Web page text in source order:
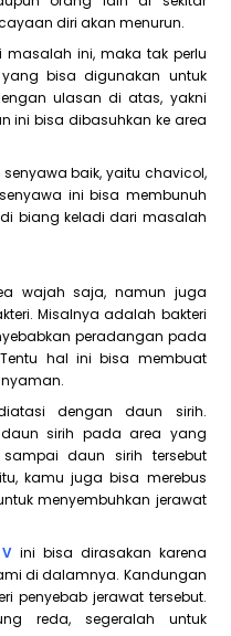
diri akan menurun.
ini, maka tak perlu
bisa digunakan untuk
ulasan di atas, yakni
ini bisa dibasuhkan ke area
baik, yaitu chavicol,
ini bisa membunuh
biang keladi dari masalah
wajah saja, namun juga
Misalnya adalah bakteri
peradangan pada
hal ini bisa membuat
dengan daun sirih.
sirih pada area yang
daun sirih tersebut
kamu juga bisa merebus
menyembuhkan jerawat
ini bisa dirasakan karena
di dalamnya. Kandungan
penyebab jerawat tersebut.
reda, segeralah untuk